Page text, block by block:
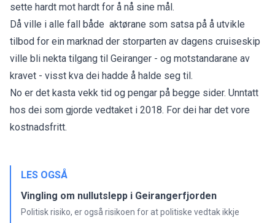
sette hardt mot hardt for å nå sine mål.
Då ville i alle fall både aktørane som satsa på å utvikle
tilbod for ein marknad der storparten av dagens cruiseskip
ville bli nekta tilgang til Geiranger - og motstandarane av
kravet - visst kva dei hadde å halde seg til.
No er det kasta vekk tid og pengar på begge sider. Unntatt
hos dei som gjorde vedtaket i 2018. For dei har det vore
kostnadsfritt.
LES OGSÅ
Vingling om nullutslepp i Geirangerfjorden
Politisk risiko, er også risikoen for at politiske vedtak ikkje